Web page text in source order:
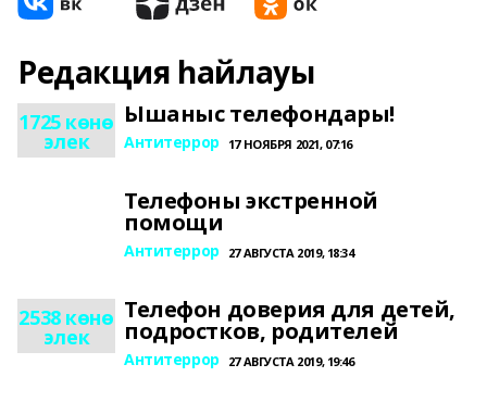
Редакция һайлауы
1725 көнө
элек
Ышаныс телефондары!
Антитеррор 17 НОЯБРЯ 2021, 07:16
Телефоны экстренной
помощи
Антитеррор 27 АВГУСТА 2019, 18:34
2538 көнө
элек
Телефон доверия для детей,
подростков, родителей
Антитеррор 27 АВГУСТА 2019, 19:46